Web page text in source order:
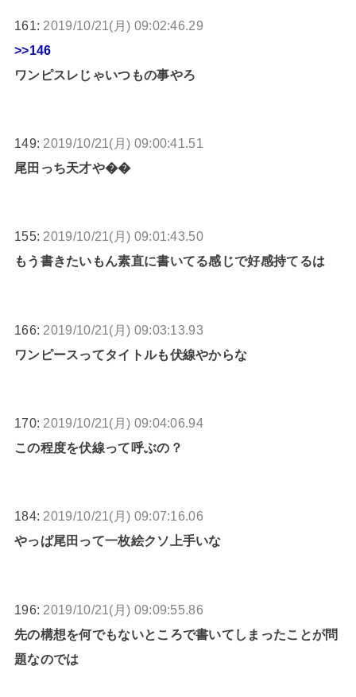
161: 2019/10/21(月) 09:02:46.29
>>146
ワンピスレじゃいつもの事やろ
149: 2019/10/21(月) 09:00:41.51
尾田っち天才や��
155: 2019/10/21(月) 09:01:43.50
もう書きたいもん素直に書いてる感じで好感持てるは
166: 2019/10/21(月) 09:03:13.93
ワンピースってタイトルも伏線やからな
170: 2019/10/21(月) 09:04:06.94
この程度を伏線って呼ぶの？
184: 2019/10/21(月) 09:07:16.06
やっぱ尾田って一枚絵クソ上手いな
196: 2019/10/21(月) 09:09:55.86
先の構想を何でもないところで書いてしまったことが問
題なのでは